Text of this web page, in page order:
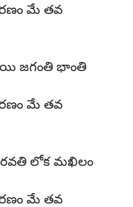
మే తవ
జగంతి భాంతి
మే తవ
రవతి లోక మఖిలం
మే తవ